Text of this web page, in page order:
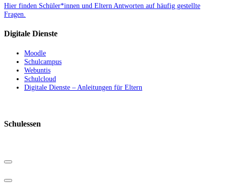
Hier finden Schüler*innen und Eltern Antworten auf häufig gestellte
Fragen.
Digitale Dienste
Moodle
Schulcampus
Webuntis
Schulcloud
Digitale Dienste – Anleitungen für Eltern
Schulessen